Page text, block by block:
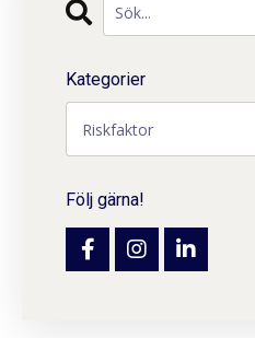
Kategorier
Följ gärna!